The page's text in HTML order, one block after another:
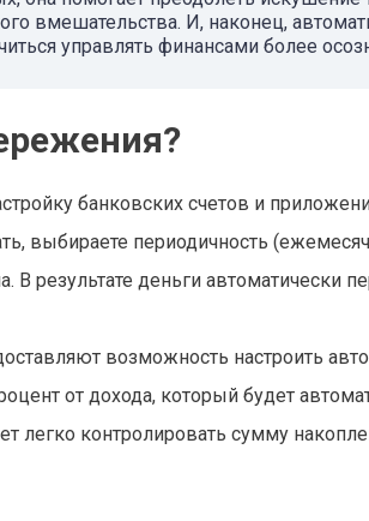
вмешательства. И, наконец,
управлять финансами более
банковских счетов и
выбираете периодичность
В результате деньги автоматически
возможность настроить
от дохода, который будет
легко контролировать сумму